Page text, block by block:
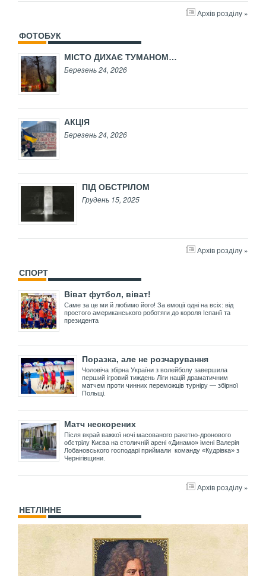
Архів розділу »
ФОТОБУК
МІСТО ДИХАЄ ТУМАНОМ…
Березень 24, 2026
АКЦІЯ
Березень 24, 2026
ПІД ОБСТРІЛОМ
Грудень 15, 2025
Архів розділу »
СПОРТ
Віват футбол, віват!
Саме за це ми й любимо його! За емоції одні на всіх: від
простого американського роботяги до короля Іспанії та
президента
Поразка, але не розчарування
Чоловіча збірна України з волейболу завершила
перший ігровий тиждень Ліги націй драматичним
матчем проти чинних переможців турніру — збірної
Польщі.
Матч нескорених
Після вкрай важкої ночі масованого ракетно-дронового
обстрілу Києва на столичній арені «Динамо» імені Валерія
Лобановського господарі приймали команду «Кудрівка» з
Чернігівщини.
Архів розділу »
НЕТЛІННЕ